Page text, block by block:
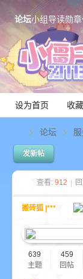
论坛小组导读勋章
设为首页 收
论坛
发新帖
查看: 912
搬砖狐 |***
639
主题
459
回帖